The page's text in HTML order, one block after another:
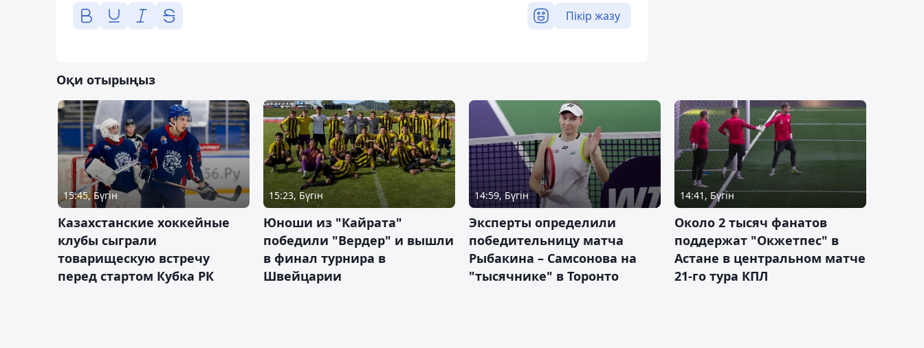
Пікір жазу
Оқи отырыңыз
15:45, Бүгін
Казахстанские хоккейные
клубы сыграли
товарищескую встречу
перед стартом Кубка РК
15:23, Бүгін
Юноши из "Кайрата"
победили "Вердер" и вышли
в финал турнира в
Швейцарии
14:59, Бүгін
Эксперты определили
победительницу матча
Рыбакина – Самсонова на
"тысячнике" в Торонто
14:41, Бүгін
Около 2 тысяч фанатов
поддержат "Окжетпес" в
Астане в центральном матче
21-го тура КПЛ